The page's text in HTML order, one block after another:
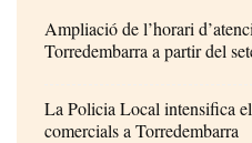
Ampliació de l’horari
Torredembarra a partir del
La Policia Local intensifica
comercials a Torredembarra